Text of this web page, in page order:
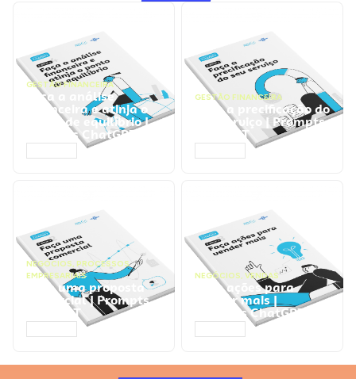
GESTÃO FINANCEIRA
Faça a análise
financeira e atinja o
ponto de equilíbrio |
Prompts ChatGPT
GESTÃO FINANCEIRA
Faça a precificação do
seu serviço | Prompts
ChatGPT
NEGÓCIOS, PROCESSOS
EMPRESARIAIS
Faça uma proposta
comercial | Prompts
ChatGPT
NEGÓCIOS, VENDAS
Faça ações para
vender mais |
Prompts ChatGPT